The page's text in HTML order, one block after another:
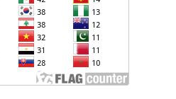
ՎԵՐԱԴԱՐՁ» ԾՐԱԳՐԻ